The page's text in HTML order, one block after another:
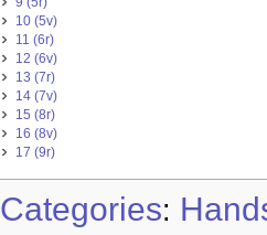
10 (5v)
11 (6r)
12 (6v)
13 (7r)
14 (7v)
15 (8r)
16 (8v)
17 (9r)
Categories: